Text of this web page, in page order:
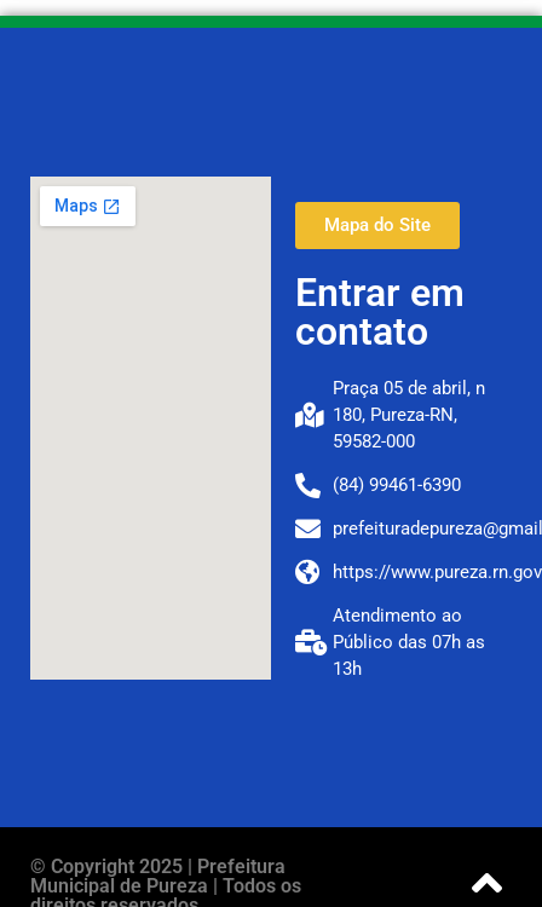
Mapa do Site
Entrar em
contato
Praça 05 de abril, n
180, Pureza-RN,
59582-000
(84) 99461-6390
https://
Atendimento ao
Público das 07h as
13h
© Copyright 2025 | Prefeitura
Municipal de Pureza | Todos os